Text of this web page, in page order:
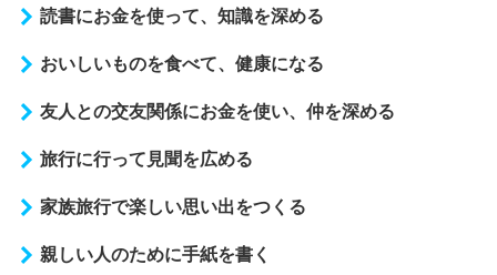
読書にお金を使って、知識を深める
おいしいものを食べて、健康になる
友人との交友関係にお金を使い、仲を深める
旅行に行って見聞を広める
家族旅行で楽しい思い出をつくる
親しい人のために手紙を書く